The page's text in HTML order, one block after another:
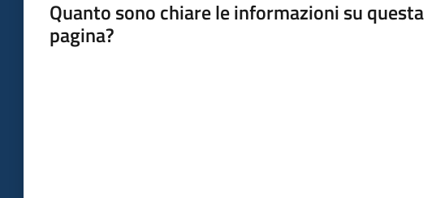
Quanto sono chiare le informazioni su questa
pagina?